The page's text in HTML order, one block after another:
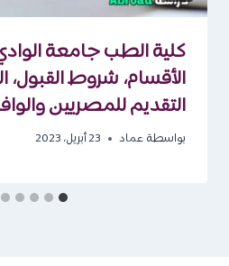
كلية الطب جامعة
الأقسام، شروط القبول،
التقديم للمصريين
بواسطة عماد 23 أبريل، 2023